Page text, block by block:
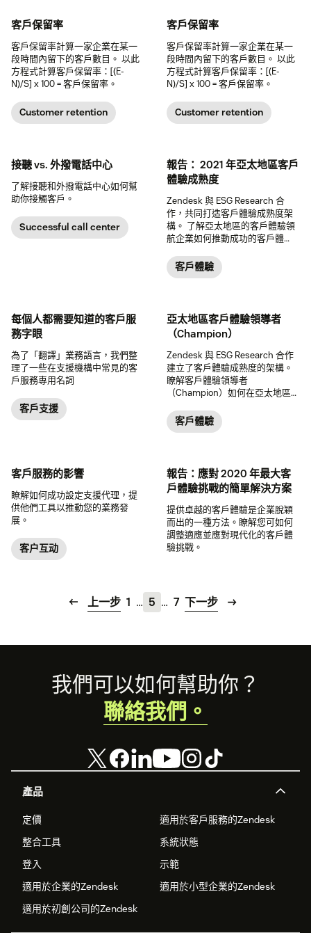
客戶保留率
客戶保留率計算一家企業在某一
段時間內留下的客戶數目。 以此
方程式計算客戶保留率：[(E-
N)/S] x 100 = 客戶保留率。
Customer retention
客戶保留率
客戶保留率計算一家企業在某一
段時間內留下的客戶數目。 以此
方程式計算客戶保留率：[(E-
N)/S] x 100 = 客戶保留率。
Customer retention
接聽 vs. 外撥電話中心
了解接聽和外撥電話中心如何幫
助你接觸客戶。
Successful call center
報告： 2021 年亞太地區客戶
體驗成熟度
Zendesk 與 ESG Research 合
作，共同打造客戶體驗成熟度架
構。 了解亞太地區的客戶體驗領
航企業如何推動成功的客戶體
客戶體驗
每個人都需要知道的客戶服
務字眼
為了「翻譯」業務語言，我們整
理了一些在支援機構中常見的客
戶服務專用名詞
客戶支援
亞太地區客戶體驗領導者
（Champion）
Zendesk 與 ESG Research 合作
建立了客戶體驗成熟度的架構。
瞭解客戶體驗領導者
（Champion）如何在亞太地區推
客戶體驗
客戶服務的影響
瞭解如何成功設定支援代理，提
供他們工具以推動您的業務發
展。
客户互动
報告：應對 2020 年最大客
戶體驗挑戰的簡單解決方案
提供卓越的客戶體驗是企業脫穎
而出的一種方法。瞭解您可如何
調整適應並應對現代化的客戶體
驗挑戰。
上一步 1 … 5 … 7 下一步
Footer
產品
定價
適用於客戶服務的Zendesk
整合工具
系統狀態
登入
示範
適用於企業的Zendesk
適用於小型企業的Zendesk
適用於初創公司的Zendesk
我們可以如何幫助你？
聯絡我們。